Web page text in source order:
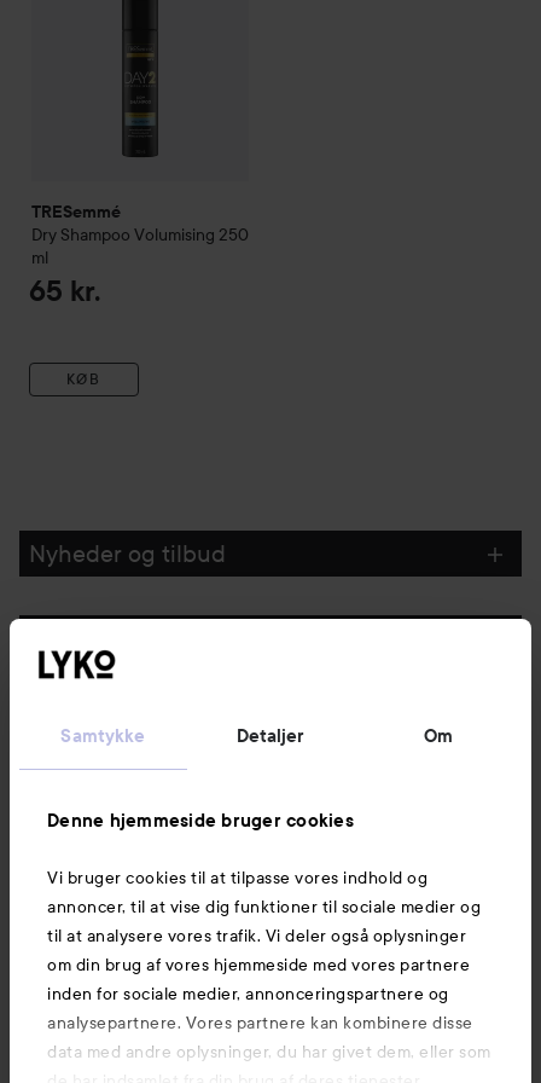
Samtykke Detaljer Om
Denne hjemmeside bruger cookies
Vi bruger cookies til at tilpasse vores indhold og
annoncer, til at vise dig funktioner til sociale medier og
til at analysere vores trafik. Vi deler også oplysninger
om din brug af vores hjemmeside med vores partnere
inden for sociale medier, annonceringspartnere og
analysepartnere. Vores partnere kan kombinere disse
data med andre oplysninger, du har givet dem, eller som
TRESemmé
Dry Shampoo Volumising 250
ml
65 kr.
KØB
Nyheder og tilbud
Kundeservice
Information
Mere at udforske